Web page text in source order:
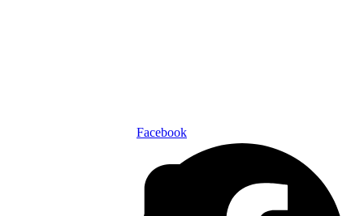
Facebook